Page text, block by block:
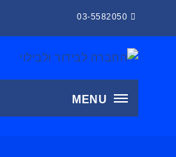
MENU